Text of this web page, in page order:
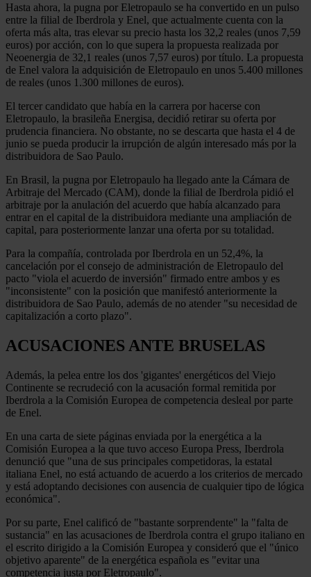
Hasta ahora, la pugna por Eletropaulo se ha convertido en un pulso
entre la filial de Iberdrola y Enel, que actualmente cuenta con la
oferta más alta, tras elevar su precio hasta los 32,2 reales (unos 7,59
euros) por acción, con lo que supera la propuesta realizada por
Neoenergia de 32,1 reales (unos 7,57 euros) por título. La propuesta
de Enel valora la adquisición de Eletropaulo en unos 5.400 millones
de reales (unos 1.300 millones de euros).
El tercer candidato que había en la carrera por hacerse con
Eletropaulo, la brasileña Energisa, decidió retirar su oferta por
prudencia financiera. No obstante, no se descarta que hasta el 4 de
junio se pueda producir la irrupción de algún interesado más por la
distribuidora de Sao Paulo.
En Brasil, la pugna por Eletropaulo ha llegado ante la Cámara de
Arbitraje del Mercado (CAM), donde la filial de Iberdrola pidió el
arbitraje por la anulación del acuerdo que había alcanzado para
entrar en el capital de la distribuidora mediante una ampliación de
capital, para posteriormente lanzar una oferta por su totalidad.
Para la compañía, controlada por Iberdrola en un 52,4%, la
cancelación por el consejo de administración de Eletropaulo del
pacto "viola el acuerdo de inversión" firmado entre ambos y es
"inconsistente" con la posición que manifestó anteriormente la
distribuidora de Sao Paulo, además de no atender "su necesidad de
capitalización a corto plazo".
ACUSACIONES ANTE BRUSELAS
Además, la pelea entre los dos 'gigantes' energéticos del Viejo
Continente se recrudeció con la acusación formal remitida por
Iberdrola a la Comisión Europea de competencia desleal por parte
de Enel.
En una carta de siete páginas enviada por la energética a la
Comisión Europea a la que tuvo acceso Europa Press, Iberdrola
denunció que "una de sus principales competidoras, la estatal
italiana Enel, no está actuando de acuerdo a los criterios de mercado
y está adoptando decisiones con ausencia de cualquier tipo de lógica
económica".
Por su parte, Enel calificó de "bastante sorprendente" la "falta de
sustancia" en las acusaciones de Iberdrola contra el grupo italiano en
el escrito dirigido a la Comisión Europea y consideró que el "único
objetivo aparente" de la energética española es "evitar una
competencia justa por Eletropaulo".